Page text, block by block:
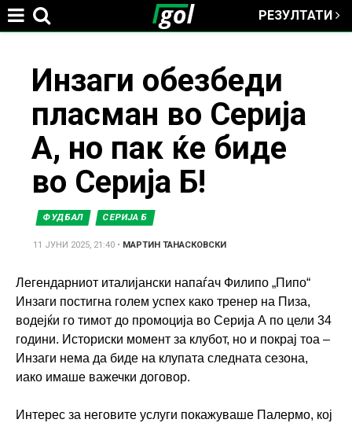
РЕЗУЛТАТИ
here
Инзаги обезбеди
пласман во Серија
А, но пак ќе биде
во Серија Б!
ФУДБАЛ СЕРИЈА Б
11 ЈУНИ 2025, 21:40 • МАРТИН ТАНАСКОВСКИ
Легендарниот италијански напаѓач Филипо „Пипо“
Инзаги постигна голем успех како тренер на Пиза,
водeјќи го тимот до промоција во Серија А по цели 34
години. Историски момент за клубот, но и покрај тоа –
Инзаги нема да биде на клупата следната сезона,
иако имаше важечки договор.
Интерес за неговите услуги покажуваше Палермо, кој